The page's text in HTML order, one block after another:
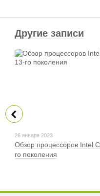
Другие записи
26 января 2023
Обзор процессоров Intel
го поколения